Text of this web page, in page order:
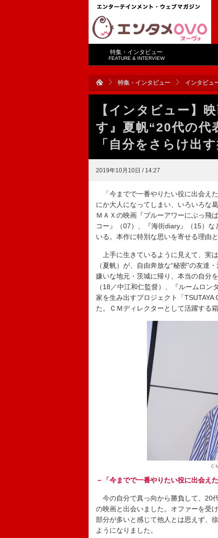
特集・インタビュー
FEATURE & INTERVIEW
特集・インタビュー インタビュ
【インタビュー】
す』夏帆“20代の代
「自分をさらけ出
2019年10月10日 / 14:27
「今までで一番やりたい役に出会え
にか大人になってしまい、いろいろな
ＭＡＸの映画『ブルーアワーにぶっ飛
コー』（07）、『海街diary』（15）
いる。本作に特別な思いを寄せる理由
上手に生きているように見えて、実
（夏帆）が、自由奔放な“秘密”の友達
嫌いな地元・茨城に帰り、本当の自分
（18／中江和仁監督）、『ルームロ
家を生み出すプロジェクト「TSUTAYA
た。ＣＭディレクターとして活躍する
Ｃ
－「今までで一番やりたい役に出会え
今の自分で真っ向から勝負して、20
の映画と出会いました。オファーを受
部分が多いと感じて他人とは思えず、
ようになりました。